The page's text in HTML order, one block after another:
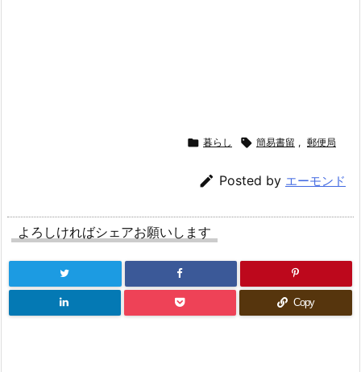
 暮らし  簡易書留 , 郵便局
 Posted by エーモンド
よろしければシェアお願いします
Copy